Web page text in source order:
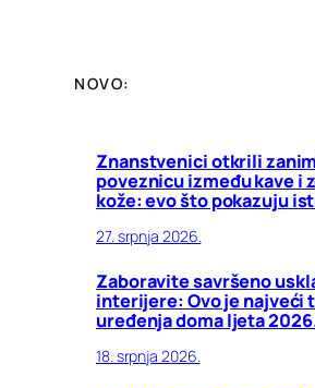
NOVO:
Znanstvenici otkrili
poveznicu između kave i
kože: evo što pokazuju
27. srpnja 2026.
Zaboravite savršeno
interijere: Ovo je najveći
uređenja doma ljeta
18. srpnja 2026.